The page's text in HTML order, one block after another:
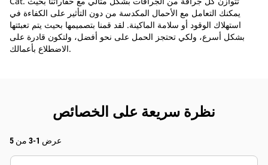
يمكنك التعامل مع الأحمال المكدسة من دون التأثير على الكفاءة في
استهلاك الوقود أو سلامة الماكينة. لقد قمنا بتصميمها بحيث يتم تعبئتها
بشكل أسرع، ولكي تحتجز الحمل على نحو أفضل، ولتكون قادرة على
الاضطلاع بأعمالك.
نظرة سريعة على الخصائص
عرض 1-3 من 5